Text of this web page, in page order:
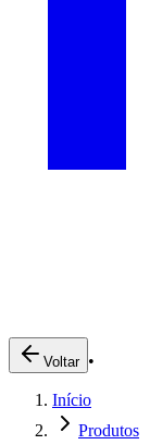
Pedidos Online
Trabalhe
Voltar •
Início
Produtos